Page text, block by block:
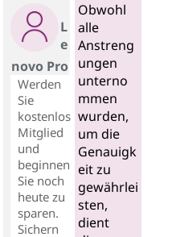
L
e
novo Pro
Werden
Sie
kostenlos
Mitglied
und
beginnen
Sie noch
heute zu
sparen.
Sichern
Obwohl
alle
Anstreng
ungen
unterno
mmen
wurden,
um die
Genauigk
eit zu
gewährlei
sten,
dient